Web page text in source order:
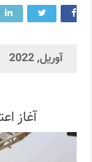
آوریل, 2022
آغاز